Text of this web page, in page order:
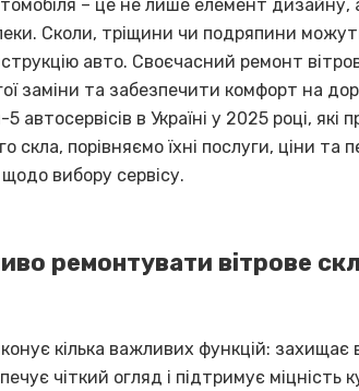
– це не лише елемент дизайну,
Сколи, тріщини чи подряпини
авто. Своєчасний ремонт
заміни та забезпечити комфорт на
автосервісів в Україні у 2025 році, які
скла, порівняємо їхні послуги, ціни та
вибору сервісу.
ремонтувати вітрове
кілька важливих функцій: захищає
чіткий огляд і підтримує міцність